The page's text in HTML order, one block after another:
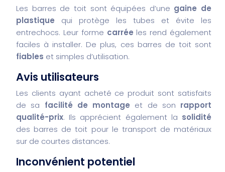
Les barres de toit sont équipées d’une gaine de
plastique qui protège les tubes et évite les
entrechocs. Leur forme carrée les rend également
faciles à installer. De plus, ces barres de toit sont
fiables et simples d’utilisation.
Avis utilisateurs
Les clients ayant acheté ce produit sont satisfaits
de sa facilité de montage et de son rapport
qualité-prix. Ils apprécient également la solidité
des barres de toit pour le transport de matériaux
sur de courtes distances.
Inconvénient potentiel